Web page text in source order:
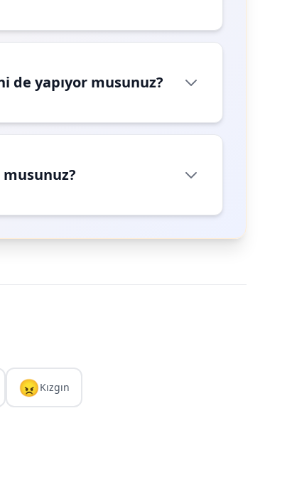
yapıyor musunuz?
😠Kızgın